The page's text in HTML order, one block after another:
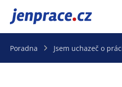
JenPráce.cz
Poradna Jsem uchazeč o